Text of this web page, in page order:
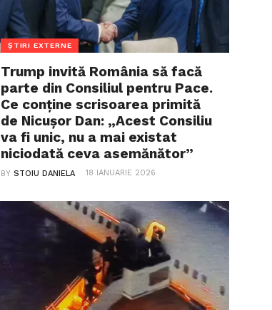
ȘTIRI EXTERNE
Trump invită România să facă
parte din Consiliul pentru Pace.
Ce conține scrisoarea primită
de Nicușor Dan: „Acest Consiliu
va fi unic, nu a mai existat
niciodată ceva asemănător”
BYSTOIU DANIELA 18 IANUARIE 2026